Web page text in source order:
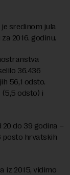
sredinom jula
2016. godinu.
36.436
56,1 odsto.
(5,5 odsto) i
do 39 godina –
posto hrvatskih
iz 2015, vidimo